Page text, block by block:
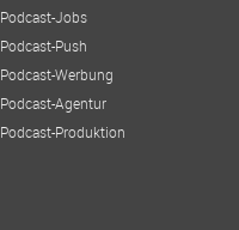
Podcast-Jobs
Podcast-Push
Podcast-Werbung
Podcast-Agentur
Podcast-Produktion